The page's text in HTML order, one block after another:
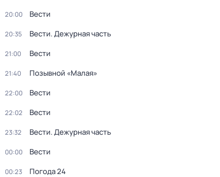
20:00 Вести
20:35 Вести. Дежурная часть
21:00 Вести
21:40 Позывной «Малая»
22:00 Вести
22:02 Вести
23:32 Вести. Дежурная часть
00:00 Вести
00:23 Погода 24